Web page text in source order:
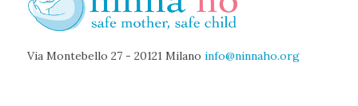
Via Montebello 27 - 20121 Milano info@ninnaho.org